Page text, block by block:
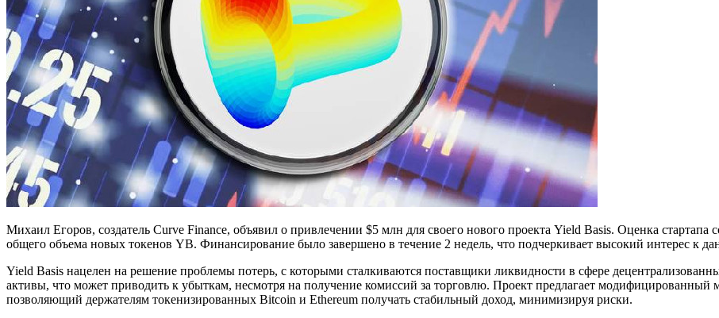
Михаил Егоров, создатель Curve Finance, объявил о привлечении $5 млн для своего нового проекта Yield Basis. Оценка
общего объема новых токенов YB. Финансирование было завершено в течение 2 недель, что подчеркивает высокий интерес к
Yield Basis нацелен на решение проблемы потерь, с которыми сталкиваются поставщики ликвидности в сфере
активы, что может приводить к убыткам, несмотря на получение комиссий за торговлю. Проект предлагает
позволяющий держателям токенизированных Bitcoin и Ethereum получать стабильный доход, минимизируя риски.